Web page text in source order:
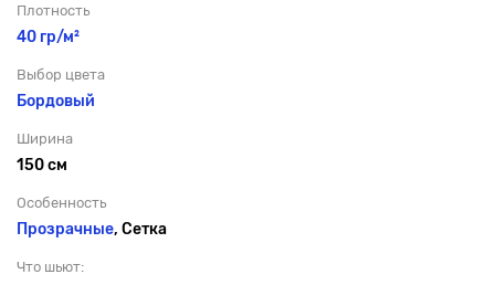
Плотность
40 гр/м²
Выбор цвета
Бордовый
Ширина
150 см
Особенность
Прозрачные, Сетка
Что шьют: